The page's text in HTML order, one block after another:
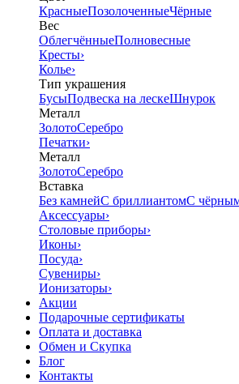
КрасныеПозолоченныеЧёрные
Вес
ОблегчённыеПолновесные
Кресты›
Колье›
Тип украшения
БусыПодвеска на лескеШнурок
Металл
ЗолотоСеребро
Печатки›
Металл
ЗолотоСеребро
Вставка
Без камнейС бриллиантомС
Аксессуары›
Столовые приборы›
Иконы›
Посуда›
Сувениры›
Ионизаторы›
Акции
Подарочные сертификаты
Оплата и доставка
Обмен и Скупка
Блог
Контакты